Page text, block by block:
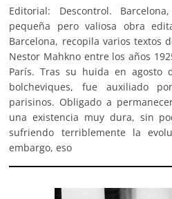
Editorial: Descontrol.
pequeña pero valiosa obra
Barcelona, recopila varios textos
Nestor Mahkno entre los años
París. Tras su huida en agosto
bolcheviques, fue auxiliado
parisinos. Obligado a
una existencia muy dura, sin
sufriendo terriblemente la
embargo, eso